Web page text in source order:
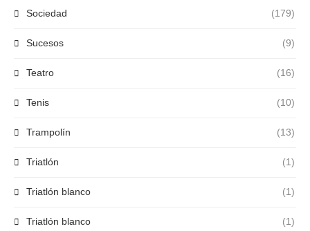
Sociedad (179)
Sucesos (9)
Teatro (16)
Tenis (10)
Trampolín (13)
Triatlón (1)
Triatlón blanco (1)
Triatlón blanco (1)